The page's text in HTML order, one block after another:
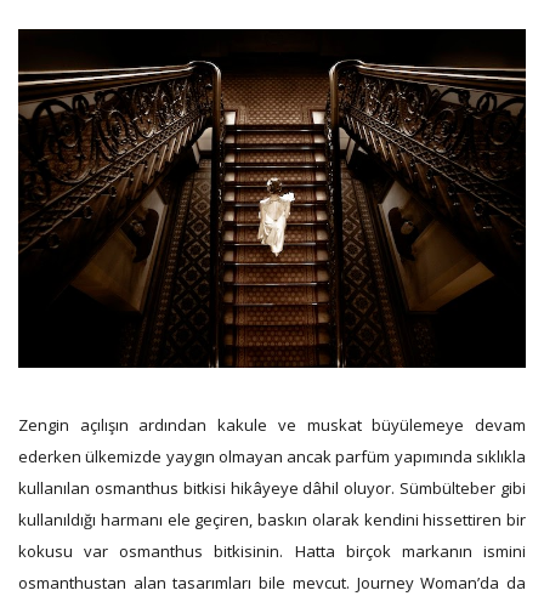
Zengin açılışın ardından kakule ve muskat büyülemeye devam
ederken ülkemizde yaygın olmayan ancak parfüm yapımında sıklıkla
kullanılan osmanthus bitkisi hikâyeye dâhil oluyor. Sümbülteber gibi
kullanıldığı harmanı ele geçiren, baskın olarak kendini hissettiren bir
kokusu var osmanthus bitkisinin. Hatta birçok markanın ismini
osmanthustan alan tasarımları bile mevcut. Journey Woman’da da